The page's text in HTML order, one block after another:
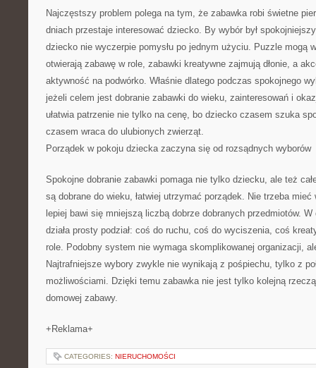
Najczęstszy problem polega na tym, że zabawka robi świetne
dniach przestaje interesować dziecko. By wybór był
dziecko nie wyczerpie pomysłu po jednym użyciu. Puzzle mogą
otwierają zabawę w role, zabawki kreatywne zajmują dłonie, a
aktywność na podwórko. Właśnie dlatego podczas spokojnego
jeżeli celem jest dobranie zabawki do wieku, zainteresowań i
ułatwia patrzenie nie tylko na cenę, bo dziecko czasem szuka
czasem wraca do ulubionych zwierząt.
Porządek w pokoju dziecka zaczyna się od rozsądnych wyborów
Spokojne dobranie zabawki pomaga nie tylko dziecku, ale też
są dobrane do wieku, łatwiej utrzymać porządek. Nie trzeba
lepiej bawi się mniejszą liczbą dobrze dobranych przedmiotów.
działa prosty podział: coś do ruchu, coś do wyciszenia, coś
role. Podobny system nie wymaga skomplikowanej organizacji,
Najtrafniejsze wybory zwykle nie wynikają z pośpiechu, tylko z
możliwościami. Dzięki temu zabawka nie jest tylko kolejną
domowej zabawy.
+Reklama+
CATEGORIES: NIERUCHOMOŚCI